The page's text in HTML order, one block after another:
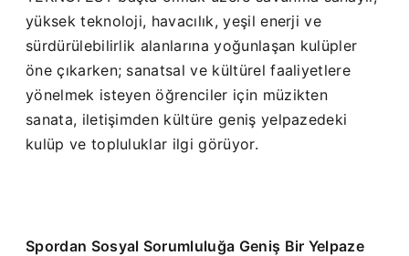
yüksek teknoloji, havacılık, yeşil enerji ve
sürdürülebilirlik alanlarına yoğunlaşan kulüpler
öne çıkarken; sanatsal ve kültürel faaliyetlere
yönelmek isteyen öğrenciler için müzikten
sanata, iletişimden kültüre geniş yelpazedeki
kulüp ve topluluklar ilgi görüyor.
Spordan Sosyal Sorumluluğa Geniş Bir Yelpaze